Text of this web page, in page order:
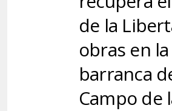
de la
obras en la
barranca
Campo de